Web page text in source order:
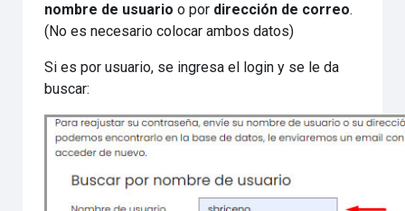
nombre de usuario o por dirección de correo.
(No es necesario colocar ambos datos)
Si es por usuario, se ingresa el login y se le da
buscar: